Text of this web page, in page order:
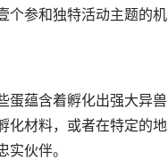
参和独特活动主题的
蕴含着孵化出强大异
材料，或者在特定的
伙伴。